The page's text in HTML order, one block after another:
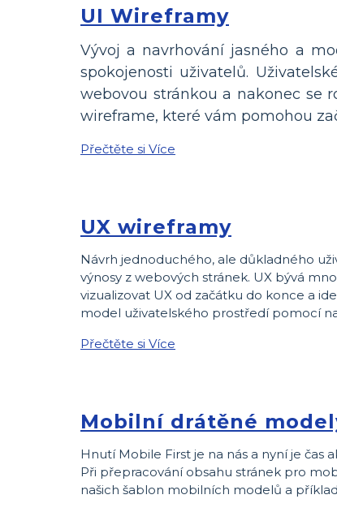
UI Wireframy
Vývoj a navrhování jasného a
spokojenosti uživatelů.
webovou stránkou a nakonec se
wireframe, které vám pomohou
Přečtěte si Více
UX wireframy
Návrh jednoduchého, ale důkladného
výnosy z webových stránek. UX bývá
vizualizovat UX od začátku do konce a
model uživatelského prostředí pomocí
Přečtěte si Více
Mobilní drátěné
Hnutí Mobile First je na nás a nyní je čas
Při přepracování obsahu stránek pro
našich šablon mobilních modelů a